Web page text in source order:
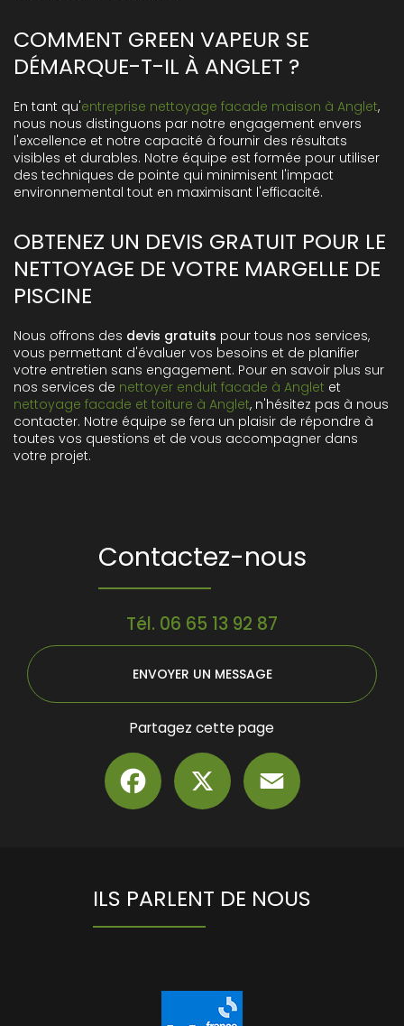
COMMENT GREEN VAPEUR SE
DÉMARQUE-T-IL À ANGLET ?
En tant qu'entreprise nettoyage facade maison à Anglet,
nous nous distinguons par notre engagement envers
l'excellence et notre capacité à fournir des résultats
visibles et durables. Notre équipe est formée pour utiliser
des techniques de pointe qui minimisent l'impact
environnemental tout en maximisant l'efficacité.
OBTENEZ UN DEVIS GRATUIT POUR LE
NETTOYAGE DE VOTRE MARGELLE DE
PISCINE
Nous offrons des devis gratuits pour tous nos services,
vous permettant d'évaluer vos besoins et de planifier
votre entretien sans engagement. Pour en savoir plus sur
nos services de nettoyer enduit facade à Anglet et
nettoyage facade et toiture à Anglet, n'hésitez pas à nous
contacter. Notre équipe se fera un plaisir de répondre à
toutes vos questions et de vous accompagner dans
votre projet.
Contactez-nous
Tél. 06 65 13 92 87
ENVOYER UN MESSAGE
Partagez cette page
Facebook
ILS PARLENT DE NOUS